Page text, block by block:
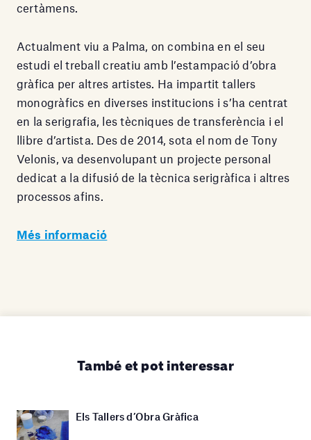
certàmens.
Actualment viu a Palma, on combina en el seu
estudi el treball creatiu amb l’estampació d’obra
gràfica per altres artistes. Ha impartit tallers
monogràfics en diverses institucions i s’ha centrat
en la serigrafia, les tècniques de transferència i el
llibre d’artista. Des de 2014, sota el nom de Tony
Velonis, va desenvolupant un projecte personal
dedicat a la difusió de la tècnica serigràfica i altres
processos afins.
Més informació
També et pot interessar
Els Tallers d’Obra Gràfica